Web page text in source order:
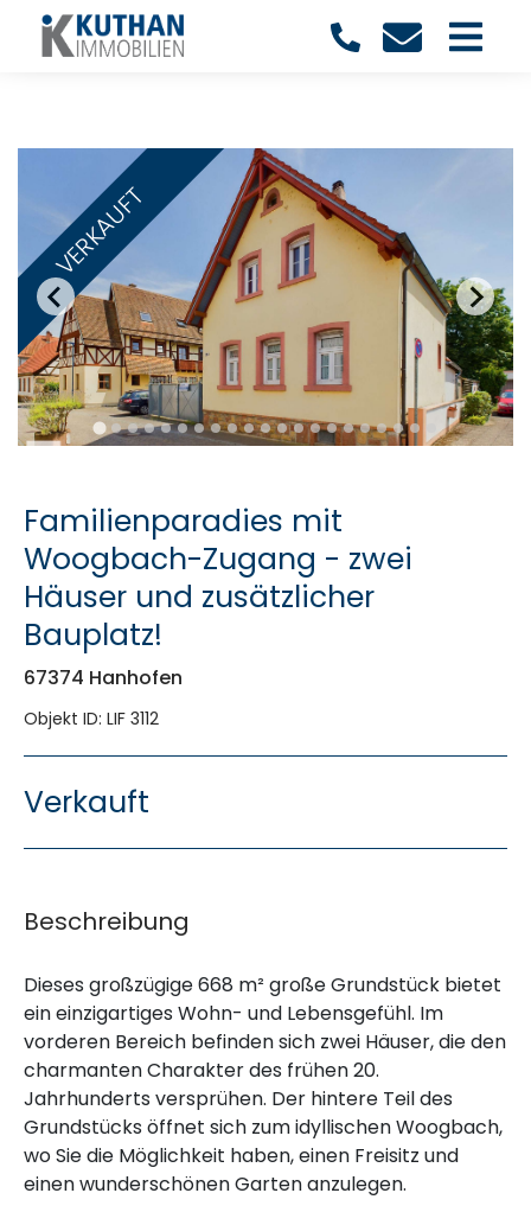
VERKAUFT
Familienparadies mit
Woogbach-Zugang - zwei
Häuser und zusätzlicher
Bauplatz!
67374 Hanhofen
Objekt ID: LIF 3112
Verkauft
Beschreibung
Dieses großzügige 668 m² große Grundstück bietet
ein einzigartiges Wohn- und Lebensgefühl. Im
vorderen Bereich befinden sich zwei Häuser, die den
charmanten Charakter des frühen 20.
Jahrhunderts versprühen. Der hintere Teil des
Grundstücks öffnet sich zum idyllischen Woogbach,
wo Sie die Möglichkeit haben, einen Freisitz und
einen wunderschönen Garten anzulegen.